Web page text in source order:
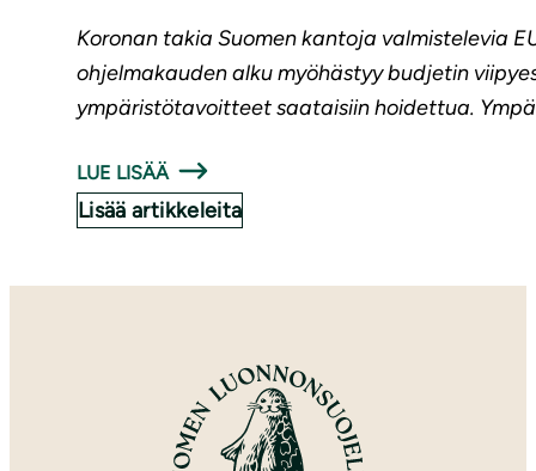
Koronan takia Suomen kantoja valmistelevia
ohjelmakauden alku myöhästyy budjetin
ympäristötavoitteet saataisiin hoidettua.
LUE LISÄÄ
Lisää artikkeleita